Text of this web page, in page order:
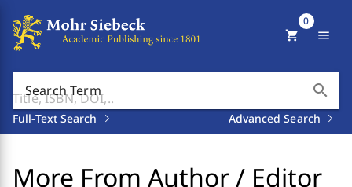
Search Term search
Full-Text Search Advanced Search
shopping_cart
0
menu
More From Author / Editor